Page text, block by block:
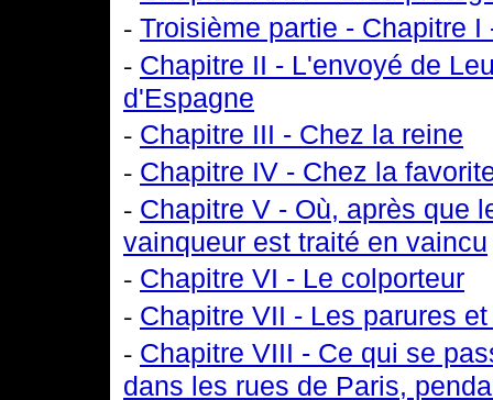
- Troisième partie - Chapitre I
- Chapitre II - L'envoyé de
d'Espagne
- Chapitre III - Chez la reine
- Chapitre IV - Chez la
- Chapitre V - Où, après que
vainqueur est traité en vaincu
- Chapitre VI - Le colporteur
- Chapitre VII - Les parures
- Chapitre VIII - Ce qui se
dans les rues de Paris,